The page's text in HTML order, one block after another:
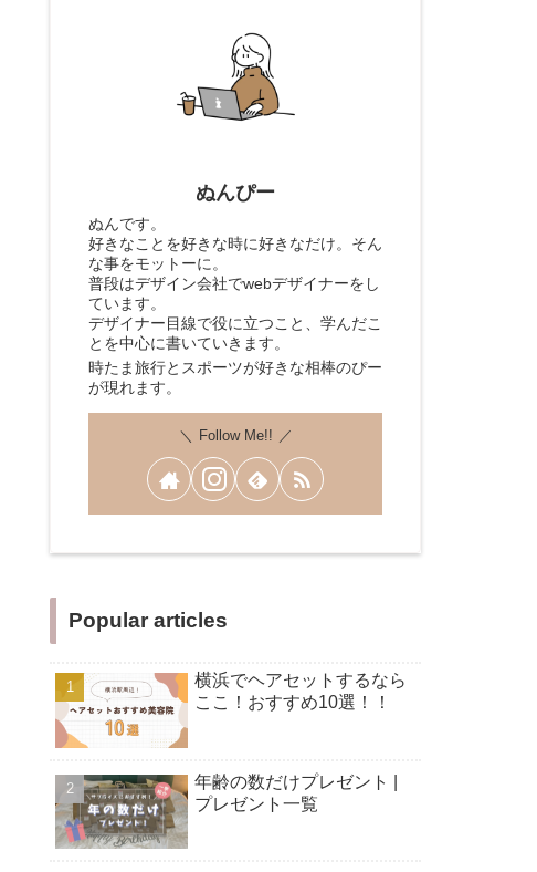
ぬんぴー
ぬんです。
好きなことを好きな時に好きなだけ。そん
な事をモットーに。
普段はデザイン会社でwebデザイナーをし
ています。
デザイナー目線で役に立つこと、学んだこ
とを中心に書いていきます。
時たま旅行とスポーツが好きな相棒のぴー
が現れます。
Follow Me!!
Popular articles
横浜でヘアセットするなら
ここ！おすすめ10選！！
年齢の数だけプレゼント |
プレゼント一覧